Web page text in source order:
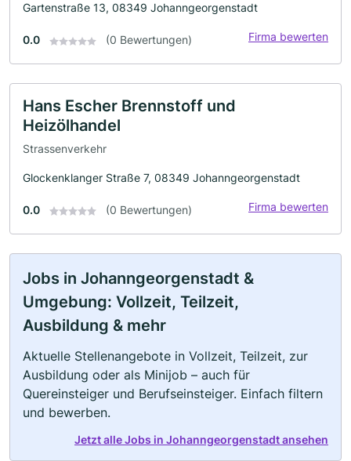
Gartenstraße 13, 08349 Johanngeorgenstadt
0.0 (0 Bewertungen) Firma bewerten
Hans Escher Brennstoff und
Heizölhandel
Strassenverkehr
Glockenklanger Straße 7, 08349 Johanngeorgenstadt
0.0 (0 Bewertungen) Firma bewerten
Jobs in Johanngeorgenstadt &
Umgebung: Vollzeit, Teilzeit,
Ausbildung & mehr
Aktuelle Stellenangebote in Vollzeit, Teilzeit, zur
Ausbildung oder als Minijob – auch für
Quereinsteiger und Berufseinsteiger. Einfach filtern
und bewerben.
Jetzt alle Jobs in Johanngeorgenstadt ansehen